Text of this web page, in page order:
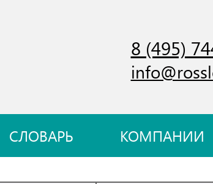
8 (495)
СЛОВАРЬ КОМПАНИИ